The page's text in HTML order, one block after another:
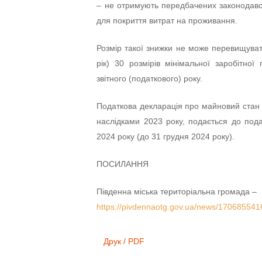
– не отримують передбачених
для покриття витрат на проживання.
Розмір такої знижки не може
рік) 30 розмірів мінімальної
звітного (податкового) року.
Податкова декларація про майновий стан
наслідками 2023 року, подається до
2024 року (до 31 грудня 2024 року).
ПОСИЛАННЯ
Південна міська територіальна громада –
https://pivdennaotg.gov.ua/news/
Друк / PDF